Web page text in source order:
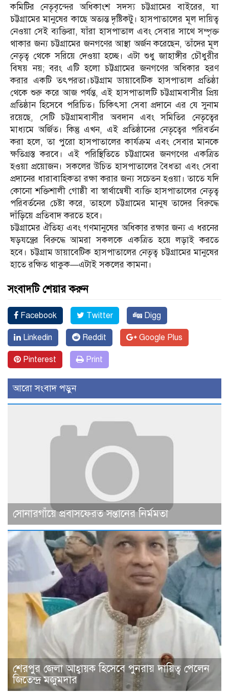
কমিটির নেতৃবৃন্দের অধিকাংশ সদস্য চট্টগ্রামের বাইরের, যা
চট্টগ্রামের মানুষের কাছে অত্যন্ত দৃষ্টিকটু। হাসপাতালের মূল দায়িত্ব
নেওয়া সেই ব্যক্তিরা, যাঁরা হাসপাতাল এবং সেবার সাথে সম্পৃক্ত
থাকার জন্য চট্টগ্রামের জনগণের আস্থা অর্জন করেছেন, তাঁদের মূল
নেতৃত্ব থেকে সরিয়ে দেওয়া হচ্ছে। এটা শুধু জাহাঙ্গীর চৌধুরীর
বিষয় নয়; বরং এটি হলো চট্টগ্রামের জনগণের অধিকার হরণ
করার একটি তৎপরতা।চট্টগ্রাম ডায়াবেটিক হাসপাতাল প্রতিষ্ঠা
থেকে শুরু করে আজ পর্যন্ত, এই হাসপাতালটি চট্টগ্রামবাসীর প্রিয়
প্রতিষ্ঠান হিসেবে পরিচিত। চিকিৎসা সেবা প্রদানে এর যে সুনাম
রয়েছে, সেটি চট্টগ্রামবাসীর অবদান এবং সমিতির নেতৃত্বের
মাধ্যমে অর্জিত। কিন্তু এখন, এই প্রতিষ্ঠানের নেতৃত্বের পরিবর্তন
করা হলে, তা পুরো হাসপাতালের কার্যক্রম এবং সেবার মানকে
ক্ষতিগ্রস্ত করবে। এই পরিস্থিতিতে চট্টগ্রামের জনগণের একত্রিত
হওয়া প্রয়োজন। সকলের উচিত হাসপাতালের বৈধতা এবং সেবা
প্রদানের ধারাবাহিকতা রক্ষা করার জন্য সচেতন হওয়া। তাতে যদি
কোনো শক্তিশালী গোষ্ঠী বা স্বার্থান্বেষী ব্যক্তি হাসপাতালের নেতৃত্ব
পরিবর্তনের চেষ্টা করে, তাহলে চট্টগ্রামের মানুষ তাদের বিরুদ্ধে
দাঁড়িয়ে প্রতিবাদ করতে হবে।
চট্টগ্রামের ঐতিহ্য এবং গণমানুষের অধিকার রক্ষার জন্য এ ধরনের
ষড়যন্ত্রের বিরুদ্ধে আমরা সকলকে একত্রিত হয়ে লড়াই করতে
হবে। চট্টগ্রাম ডায়াবেটিক হাসপাতালের নেতৃত্ব চট্টগ্রামের মানুষের
হাতে রক্ষিত থাকুক—এটাই সকলের কামনা।
সংবাদটি শেয়ার করুন
Facebook Twitter Digg
Linkedin Reddit Google Plus
Pinterest Print
আরো সংবাদ পড়ুন
সোনারগাঁয়ে প্রবাসফেরত সন্তানের নির্মমতা
শেরপুর জেলা আহ্বায়ক হিসেবে পুনরায় দায়িত্ব পেলেন
জিতেন্দ্র মজুমদার